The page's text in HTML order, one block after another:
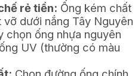
rẻ tiền: Ống kém chất
dưới nắng Tây Nguyên
chọn ống nhựa nguyên
UV (thường có màu
Chọn đường ống chính